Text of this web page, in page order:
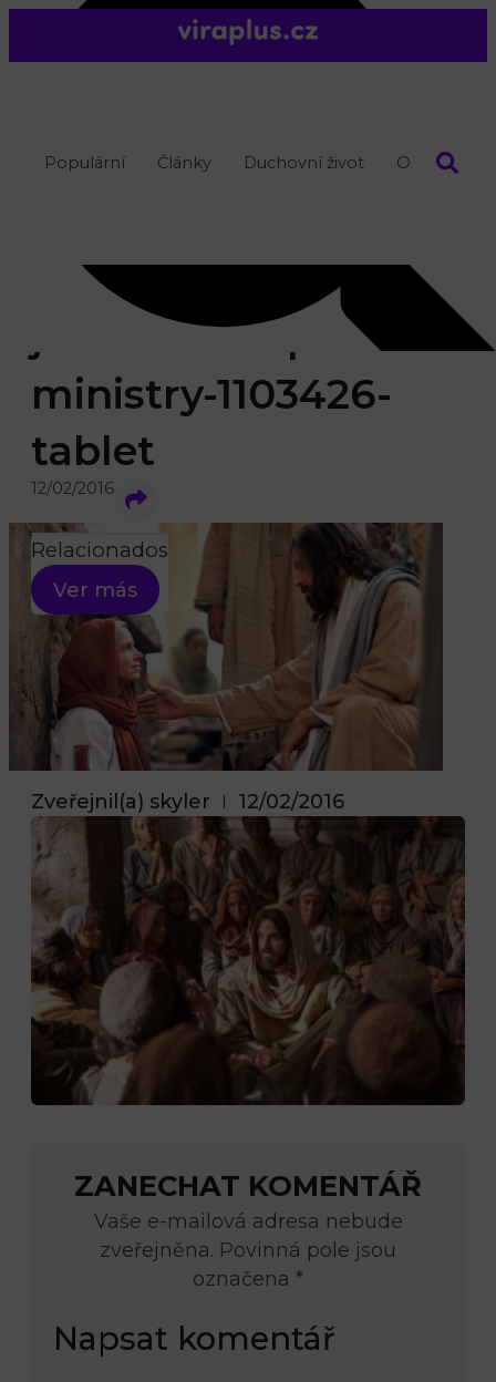
Populární Články Duchovní život O nás
Search
Relacionados
Ver más
jesus-christ-public-
ministry-1103426-
tablet
12/02/2016
Zveřejnil(a) skyler 12/02/2016
ZANECHAT KOMENTÁŘ
Vaše e-mailová adresa nebude
zveřejněna. Povinná pole jsou
označena *
Napsat komentář